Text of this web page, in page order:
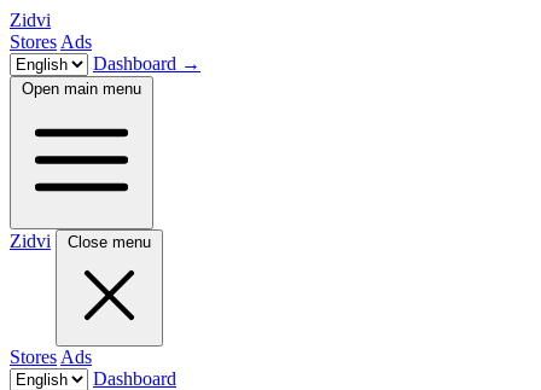
Zidvi
Stores Ads
Dashboard →
Open main menu
Zidvi Close menu
Stores Ads
Dashboard